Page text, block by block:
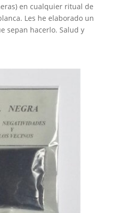
en cualquier ritual de
Les he elaborado un
sepan hacerlo. Salud y